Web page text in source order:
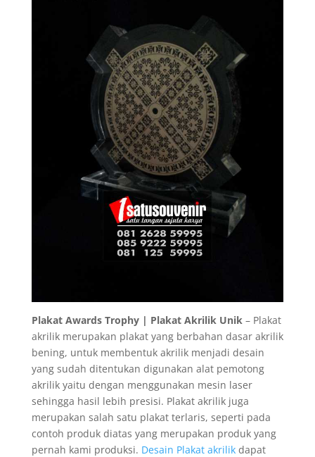
Plakat Awards Trophy | Plakat Akrilik Unik – Plakat
akrilik merupakan plakat yang berbahan dasar akrilik
bening, untuk membentuk akrilik menjadi desain
yang sudah ditentukan digunakan alat pemotong
akrilik yaitu dengan menggunakan mesin laser
sehingga hasil lebih presisi. Plakat akrilik juga
merupakan salah satu plakat terlaris, seperti pada
contoh produk diatas yang merupakan produk yang
pernah kami produksi. Desain Plakat akrilikdapat